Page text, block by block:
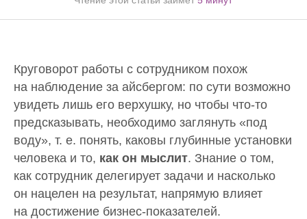
Круговорот работы с сотрудником похож
на наблюдение за айсбергом: по сути возможно
увидеть лишь его верхушку, но чтобы что-то
предсказывать, необходимо заглянуть «под
воду», т. е. понять, каковы глубинные установки
человека и то, как он мыслит. Знание о том,
как сотрудник делегирует задачи и насколько
он нацелен на результат, напрямую влияет
на достижение бизнес-показателей.